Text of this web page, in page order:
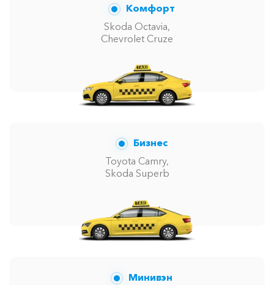
Комфорт
Skoda Octavia,
Chevrolet Cruze
Бизнес
Toyota Camry,
Skoda Superb
Минивэн